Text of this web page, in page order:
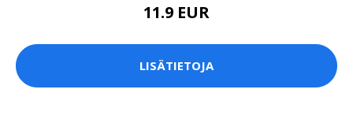
11.9 EUR
LISÄTIETOJA